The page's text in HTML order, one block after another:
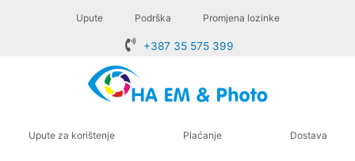
Upute Podrška Promjena lozinke
+387 35 575 399
Upute za korištenje Plaćanje Dostava